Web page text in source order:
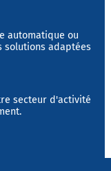
automatique ou
solutions adaptées
secteur d'activité